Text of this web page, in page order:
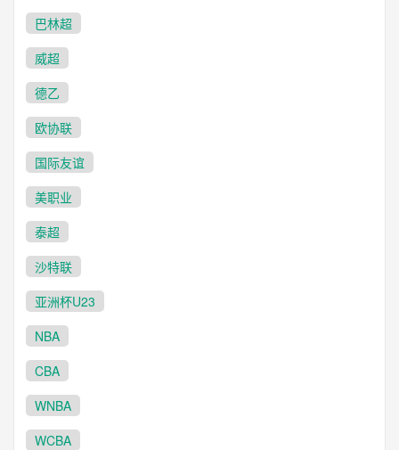
巴林超
威超
德乙
欧协联
国际友谊
美职业
泰超
沙特联
亚洲杯U23
NBA
CBA
WNBA
WCBA